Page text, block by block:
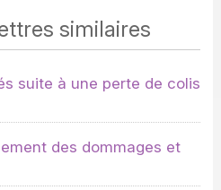
similaires
suite à une perte de colis
des dommages et